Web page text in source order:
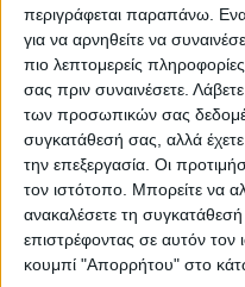
περιγράφεται παραπάνω.
για να αρνηθείτε να
πιο λεπτομερείς
σας πριν συναινέσετε.
των προσωπικών σας
συγκατάθεσή σας, αλλά
την επεξεργασία. Οι
τον ιστότοπο. Μπορείτε να
ανακαλέσετε τη
επιστρέφοντας σε αυτόν τον
κουμπί "Απορρήτου" στο
None feed
CONNECT